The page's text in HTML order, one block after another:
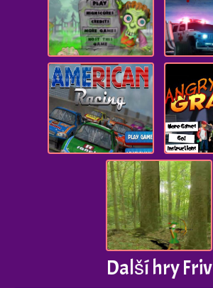
Další hry Friv